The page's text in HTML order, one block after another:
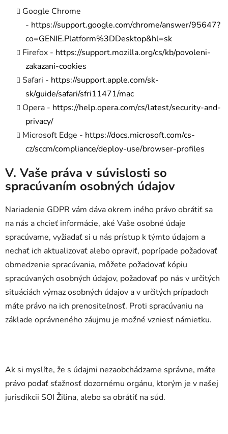
Google Chrome
- https://support.google.com/chrome/answer/95647?
co=GENIE.Platform%3DDesktop&hl=sk
Firefox - https://support.mozilla.org/cs/kb/povoleni-
zakazani-cookies
Safari - https://support.apple.com/sk-
sk/guide/safari/sfri11471/mac
Opera - https://help.opera.com/cs/latest/security-and-
privacy/
Microsoft Edge - https://docs.microsoft.com/cs-
cz/sccm/compliance/deploy-use/browser-profiles
V. Vaše práva v súvislosti so
spracúvaním osobných údajov
Nariadenie GDPR vám dáva okrem iného právo obrátiť sa
na nás a chcieť informácie, aké Vaše osobné údaje
spracúvame, vyžiadať si u nás prístup k týmto údajom a
nechať ich aktualizovať alebo opraviť, poprípade požadovať
obmedzenie spracúvania, môžete požadovať kópiu
spracúvaných osobných údajov, požadovať po nás v určitých
situáciách výmaz osobných údajov a v určitých prípadoch
máte právo na ich prenositeľnosť. Proti spracúvaniu na
základe oprávneného záujmu je možné vzniesť námietku.
Ak si myslíte, že s údajmi nezaobchádzame správne, máte
právo podať sťažnosť dozornému orgánu, ktorým je v našej
jurisdikcii SOI Žilina, alebo sa obrátiť na súd.